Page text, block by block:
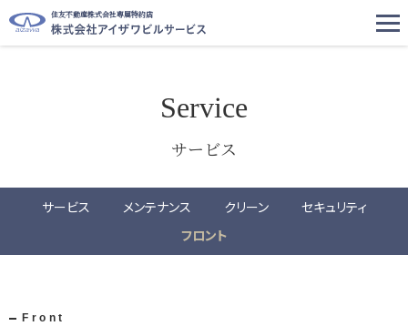
住友不動産株式会社専属特約店
Service
サービス
サービス メンテナンス クリーン
セキュリティ
フロント
Front